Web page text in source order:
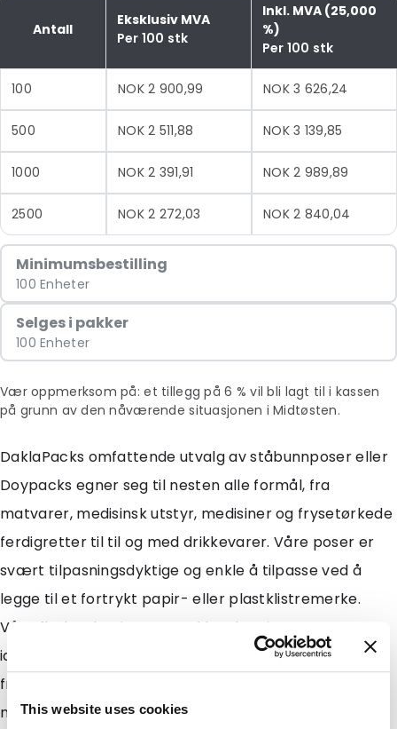
This website uses cookies
Antall
Eksklusiv MVA
Per 100 stk
Inkl. MVA (25,000
%)
Per 100 stk
100 NOK 2 900,99 NOK 3 626,24
500 NOK 2 511,88 NOK 3 139,85
1000 NOK 2 391,91 NOK 2 989,89
2500 NOK 2 272,03 NOK 2 840,04
Minimumsbestilling
100 Enheter
Selges i pakker
100 Enheter
Vær oppmerksom på: et tillegg på 6 % vil bli lagt til i kassen
på grunn av den nåværende situasjonen i Midtøsten.
DaklaPacks omfattende utvalg av ståbunnposer eller
Doypacks egner seg til nesten alle formål, fra
matvarer, medisinsk utstyr, medisiner og frysetørkede
ferdigretter til til og med drikkevarer. Våre poser er
svært tilpasningsdyktige og enkle å tilpasse ved å
legge til et fortrykt papir- eller plastklistremerke.
Våre flerlagslaminater med høy barriereevne er
ideelle for emballering av frysetørkede måltider og
frukt, samt granulat og fuktfølsomme pulver som
melkepulver og proteinpulver. DaklaPack har også